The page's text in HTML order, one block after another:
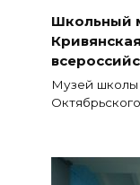
Школьный
Музей школы